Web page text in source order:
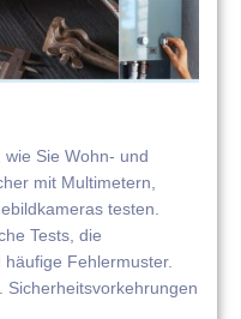
Sie Wohn- und
mit Multimetern,
testen.
Tests, die
Fehlermuster.
Sicherheitsvorkehrungen​​